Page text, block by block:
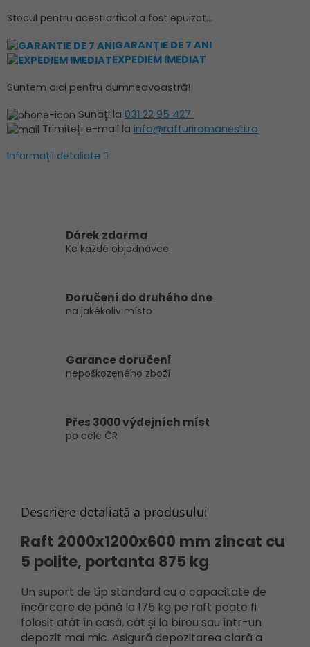
Stocul pentru acest articol a fost epuizat…
GARANȚIE DE 7 ANI
EXPEDIEM IMEDIAT
Suntem aici pentru dumneavoastră!
Sunați la 031 22 95 427
Trimiteți e-mail la info@rafturiromanesti.ro
Informaţii detaliate
Dárek zdarma
Ke každé objednávce
Doručení do druhého dne
na jakékoliv místo
Garance doručení
nepoškozeného zboží
Přes 3000 výdejních míst
po celé ČR
Descriere detaliată a produsului
Raft 2000x1200x600 mm zincat cu
5 polite, portanta 875 kg
Un suport de tip standard cu o capacitate de
încărcare de până la 175 kg pe raft poate fi
folosit atât în ​​casă, cât și la birou sau într-un
depozit mai mic. Asigură depozitarea clară a